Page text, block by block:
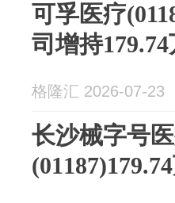
可孚医疗
司增持
格隆汇 2026-07-23
长沙械字号